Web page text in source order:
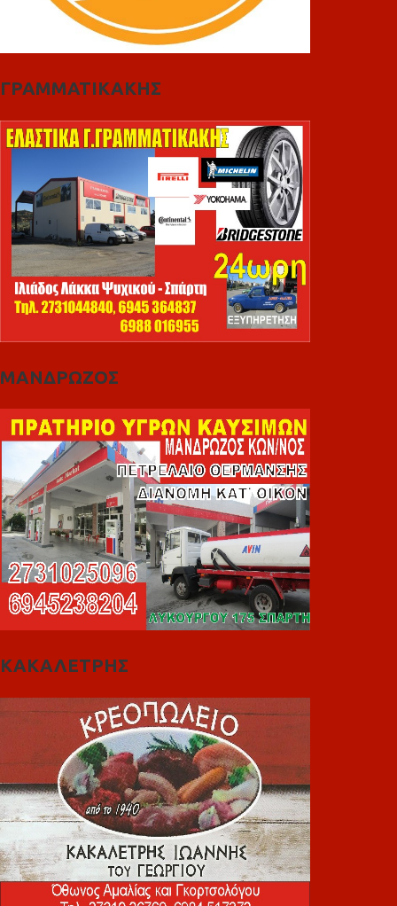
ΓΡΑΜΜΑΤΙΚΑΚΗΣ
ΜΑΝΔΡΩΖΟΣ
ΚΑΚΑΛΕΤΡΗΣ